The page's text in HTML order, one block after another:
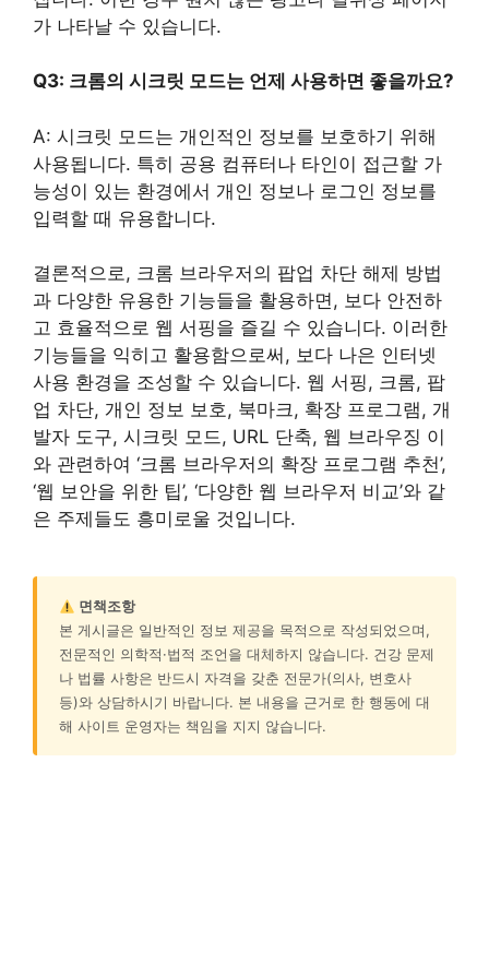
가 나타날 수 있습니다.
Q3: 크롬의 시크릿 모드는 언제 사용하면 좋을까요?
A: 시크릿 모드는 개인적인 정보를 보호하기 위해
사용됩니다. 특히 공용 컴퓨터나 타인이 접근할 가
능성이 있는 환경에서 개인 정보나 로그인 정보를
입력할 때 유용합니다.
결론적으로, 크롬 브라우저의 팝업 차단 해제 방법
과 다양한 유용한 기능들을 활용하면, 보다 안전하
고 효율적으로 웹 서핑을 즐길 수 있습니다. 이러한
기능들을 익히고 활용함으로써, 보다 나은 인터넷
사용 환경을 조성할 수 있습니다. 웹 서핑, 크롬, 팝
업 차단, 개인 정보 보호, 북마크, 확장 프로그램, 개
발자 도구, 시크릿 모드, URL 단축, 웹 브라우징 이
와 관련하여 ‘크롬 브라우저의 확장 프로그램 추천’,
‘웹 보안을 위한 팁’, ‘다양한 웹 브라우저 비교’와 같
은 주제들도 흥미로울 것입니다.
면책조항
본 게시글은 일반적인 정보 제공을 목적으로 작성되었으며,
전문적인 의학적·법적 조언을 대체하지 않습니다. 건강 문제
나 법률 사항은 반드시 자격을 갖춘 전문가(의사, 변호사
등)와 상담하시기 바랍니다. 본 내용을 근거로 한 행동에 대
해 사이트 운영자는 책임을 지지 않습니다.